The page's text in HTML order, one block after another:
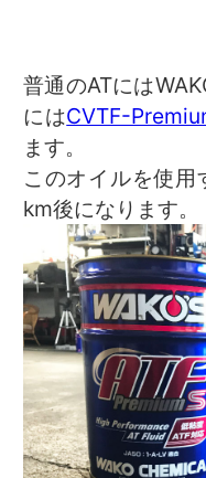
普通のATには
にはCVTF-
ます。
このオイルを使
km後になります。